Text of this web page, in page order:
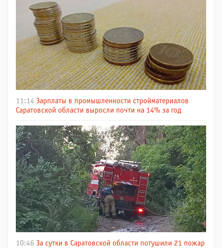
11:14 Зарплаты в промышленности стройматериалов
Саратовской области выросли почти на 14% за год
10:46 За сутки в Саратовской области потушили 21 пожар